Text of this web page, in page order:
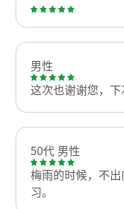
男性
这次也谢谢您，
50代 男性
梅雨的时候，不
习。